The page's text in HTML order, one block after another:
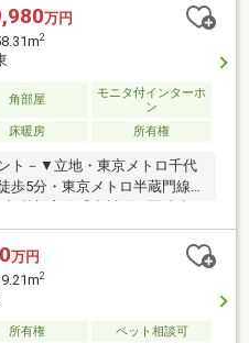
6分 東京メトロ半蔵門線・
線「神保町」駅 徒歩8分 JR
央線「神田」駅 徒歩10分・
坪）・角住戸の2LDK・5階部
・京急不動産旧分譲・リビン
万円
2
角部屋
モニタ付インターホ
ン
床暖房 所有権
ト－▼立地・東京メトロ千代
歩5分・東京メトロ半蔵門線
営新宿線「小川町」駅徒歩6
)・京急不動産(株)旧分譲・
ン・WIC等、全居室収納付・
るバルコニー▼設備・浴室は
ナ付浴室乾燥機搭載・床暖房
配ボックス■ ご希望の住まい
━━━━━・・・物件の詳細・
万円
2
所有権
ペット相談可